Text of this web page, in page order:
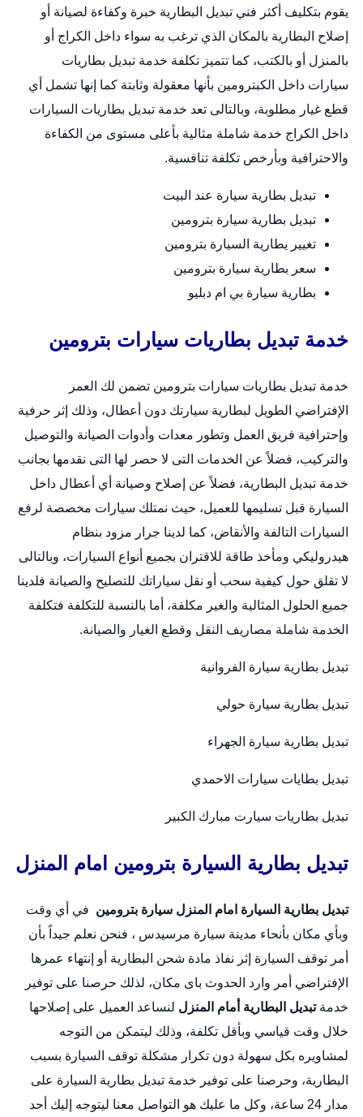
يقوم بتكليف أكثر فني تبديل البطارية خبرة وكفاءة لصيانة أو
إصلاح البطارية بالمكان الذي ترغب به سواء داخل الكراج أو
بالمنزل أو بالكتب، كما تتميز تكلفة خدمة تبديل بطاريات
سيارات داخل الكبترومين بأنها معقولة وثابتة كما إنها تشمل أي
قطع غيار مطلوبة، وبالتالى تعد خدمة تبديل بطاريات السيارات
داخل الكراج خدمة شاملة مثالية بأعلى مستوى من الكفاءة
والاحترافية وبأرخص تكلفة تنافسية.
تبديل بطارية سيارة عند البيت
تبديل بطارية سيارة بترومين
تغيير يطارية السيارة بترومين
سعر بطارية سيارة بترومين
بطارية سيارة بي ام دبليو
خدمة تبديل بطاريات سيارات بترومين
خدمة تبديل بطاريات سيارات بترومين تضمن لك العمر
الإفتراضي الطويل لبطارية سيارتك دون أعطال، وذلك إثر حرفية
وإحترافية فريق العمل وتطور معدات وأدوات الصيانة والتوصيل
والتركيب، فضلاً عن الخدمات التى لا حصر لها التى نقدمها بجانب
خدمة تبديل البطارية، فضلاً عن إصلاح وصيانة أي أعطال داخل
السيارة قبل تسليمها للعميل، حيث نمتلك سيارات مخصصة لرفع
السيارات التالفة والأنقاض، كما لدينا جرار مزود بنظام
هيدروليكي ومأخذ طاقة للاقتران بجميع أنواع السيارات، وبالتالى
لا تقلق حول كيفية سحب أو نقل سياراتك للتصليح والصيانة فلدينا
جميع الحلول المثالية والغير مكلفة، أما بالنسبة للتكلفة فتكلفة
الخدمة شاملة مصاريف النقل وقطع الغيار والصيانة.
تبديل بطارية سيارة الفروانية
تبديل بطارية سيارة حولي
تبديل بطارية سيارة الجهراء
تبديل بطايات سيارات الاحمدي
تبديل بطاريات سيارت مبارك الكبير
تبديل بطارية السيارة بترومين امام المنزل
تبديل بطارية السيارة امام المنزل سيارة بترومين في أي وقت
وبأي مكان بأنحاء مدينة سيارة مرسيدس ، فنحن نعلم جيداً بأن
أمر توقف السيارة إثر نفاذ مادة شحن البطارية أو إنتهاء عمرها
الإفتراضي أمر وارد الحدوث باى مكان، لذلك حرصنا على توفير
خدمةتبديل البطارية أمام المنزل لنساعد العميل على إصلاحها
خلال وقت قياسي وبأقل تكلفة، وذلك ليتمكن من التوجه
لمشاويره بكل سهولة دون تكرار مشكلة توقف السيارة بسبب
البطارية، وحرصنا على توفير خدمة تبديل بطارية السيارة على
مدار 24 ساعة، وكل ما عليك هو التواصل معنا ليتوجه إليك أحد